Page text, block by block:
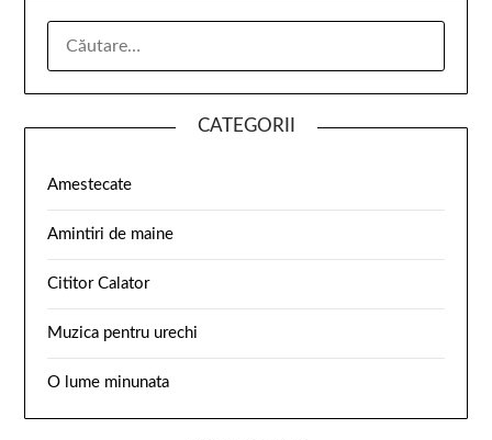
CATEGORII
Amestecate
Amintiri de maine
Cititor Calator
Muzica pentru urechi
O lume minunata